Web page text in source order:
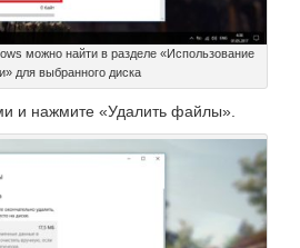
можно найти в разделе «Использование
для выбранного диска
и нажмите «Удалить файлы».